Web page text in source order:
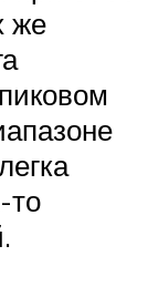
же
то